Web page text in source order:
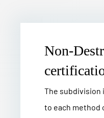
Non-
The subdivision
to each method